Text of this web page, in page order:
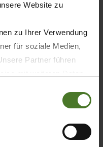
Website zu
zu Ihrer Verwendung
für soziale Medien,
Partner führen
Dienste gesammelt
auch Dienstleister
mit abweichenden